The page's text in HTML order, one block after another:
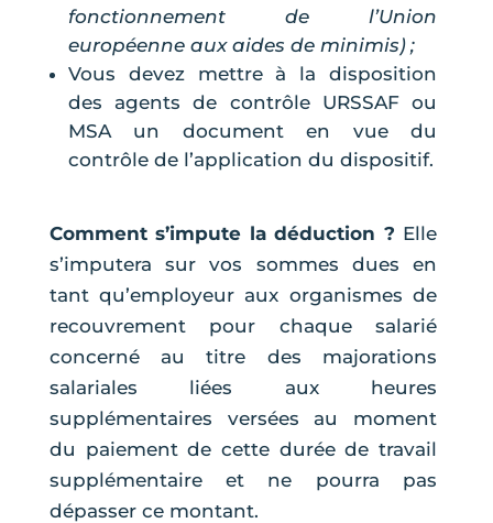
fonctionnement de l’Union
européenne aux aides de minimis) ;
Vous devez mettre à la disposition
des agents de contrôle URSSAF ou
MSA un document en vue du
contrôle de l’application du dispositif.
Comment s’impute la déduction ? Elle
s’imputera sur vos sommes dues en
tant qu’employeur aux organismes de
recouvrement pour chaque salarié
concerné au titre des majorations
salariales liées aux heures
supplémentaires versées au moment
du paiement de cette durée de travail
supplémentaire et ne pourra pas
dépasser ce montant.